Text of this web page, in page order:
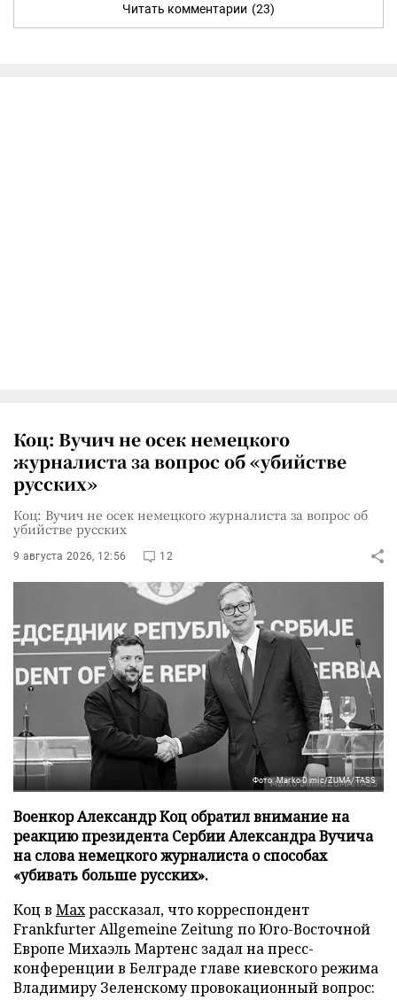
Читать комментарии (23)
Коц: Вучич не осек немецкого
журналиста за вопрос об «убийстве
русских»
Коц: Вучич не осек немецкого журналиста за вопрос об
убийстве русских
9 августа 2026, 12:56 12
Фото: Marko Dimic/ZUMA/TASS
Военкор Александр Коц обратил внимание на
реакцию президента Сербии Александра Вучича
на слова немецкого журналиста о способах
«убивать больше русских».
Коц в Махрассказал, что корреспондент
Frankfurter Allgemeine Zeitung по Юго-Восточной
Европе Михаэль Мартенс задал на пресс-
конференции в Белграде главе киевского режима
Владимиру Зеленскому провокационный вопрос: